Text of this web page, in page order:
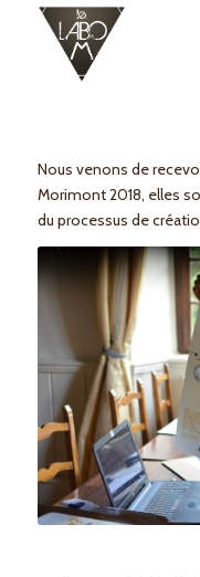
Nous venons de
Morimont 2018, elles
du processus de